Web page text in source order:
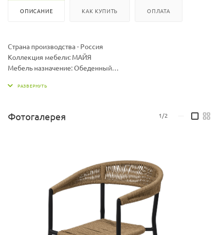
ОПИСАНИЕ КАК КУПИТЬ ОПЛАТА
Страна производства - Россия
Коллекция мебели: МАЙЯ
Мебель назначение: Обеденный
Материал: Каркас - алюминий, искусственный ротанг
Штабелируются: Да
Фотогалерея 1/2